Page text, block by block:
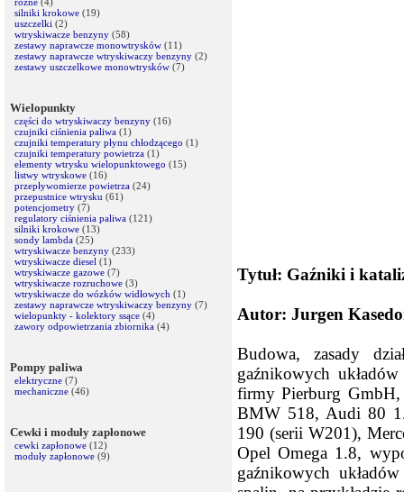
silniki krokowe (19)
uszczelki (2)
wtryskiwacze benzyny (58)
zestawy naprawcze monowtrysków (11)
zestawy naprawcze wtryskiwaczy benzyny (2)
zestawy uszczelkowe monowtrysków (7)
Wielopunkty
części do wtryskiwaczy benzyny (16)
czujniki ciśnienia paliwa (1)
czujniki temperatury płynu chłodzącego (1)
czujniki temperatury powietrza (1)
elementy wtrysku wielopunktowego (15)
listwy wtryskowe (16)
przepływomierze powietrza (24)
przepustnice wtrysku (61)
potencjometry (7)
regulatory ciśnienia paliwa (121)
silniki krokowe (13)
sondy lambda (25)
wtryskiwacze benzyny (233)
wtryskiwacze diesel (1)
wtryskiwacze gazowe (7)
wtryskiwacze rozruchowe (3)
wtryskiwacze do wózków widłowych (1)
zestawy naprawcze wtryskiwaczy benzyny (7)
wielopunkty - kolektory ssące (4)
zawory odpowietrzania zbiornika (4)
Pompy paliwa
elektryczne (7)
mechaniczne (46)
Cewki i moduły zapłonowe
cewki zapłonowe (12)
moduły zapłonowe (9)
Tytuł: Gaźniki i
Autor: Jurgen
Budowa, zasady
gaźnikowych
firmy Pierburg
BMW 518, Audi 80
190 (serii W201),
Opel Omega 1.8,
gaźnikowych